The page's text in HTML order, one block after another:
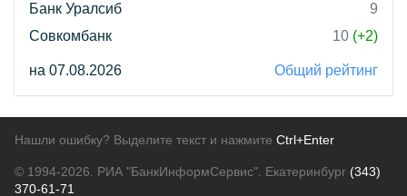
Банк Уралсиб
9
Совкомбанк
10 (+2)
на 07.08.2026 Общий рейтинг
Нашли ошибку? Выделите текст и нажмите Ctrl+Enter
© 1994-2026. РИА "БанкИнформСервис". Екатеринбург (343)
370-61-71